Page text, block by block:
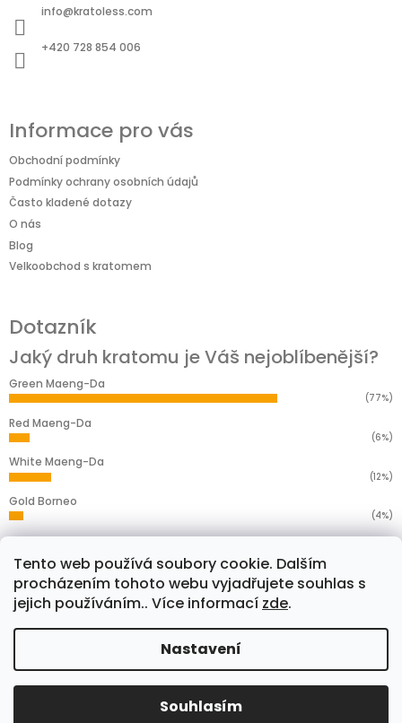
Tento web používá soubory cookie. Dalším
procházením tohoto webu vyjadřujete souhlas s
jejich používáním.. Více informací zde.
Nastavení
Souhlasím
info@kratoless.com
+420 728 854 006
Informace pro vás
Obchodní podmínky
Podmínky ochrany osobních údajů
Často kladené dotazy
O nás
Blog
Velkoobchod s kratomem
Dotazník
Jaký druh kratomu je Váš nejoblíbenější?
Green Maeng-Da
(77%)
Red Maeng-Da
(6%)
White Maeng-Da
(12%)
Gold Borneo
(4%)
Yellow Borneo
Počet hlasů:276
Facebook
Copyright 2026Kratoless.com